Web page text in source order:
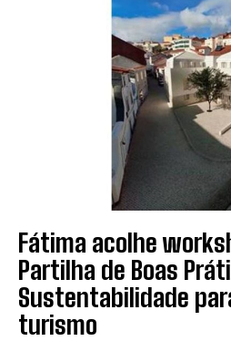
Fátima acolhe
Partilha de Boas
Sustentabilidade
turismo